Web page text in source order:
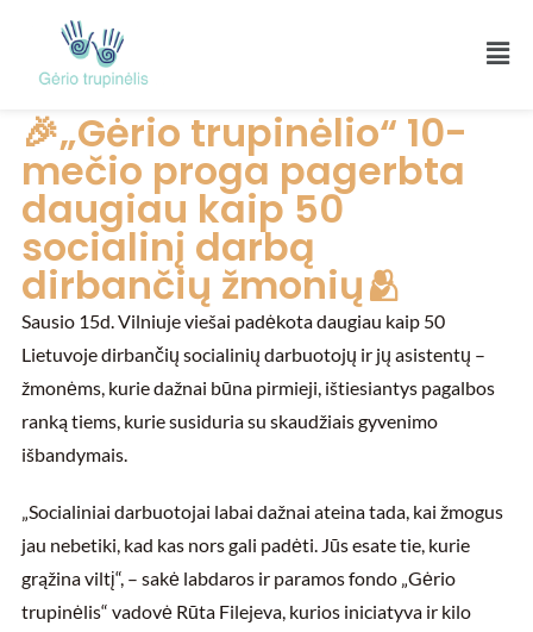
🎉„Gėrio trupinėlio“ 10-
mečio proga pagerbta
daugiau kaip 50
socialinį darbą
dirbančių žmonių🫂
Sausio 15d. Vilniuje viešai padėkota daugiau kaip 50
Lietuvoje dirbančių socialinių darbuotojų ir jų asistentų –
žmonėms, kurie dažnai būna pirmieji, ištiesiantys pagalbos
ranką tiems, kurie susiduria su skaudžiais gyvenimo
išbandymais.
„Socialiniai darbuotojai labai dažnai ateina tada, kai žmogus
jau nebetiki, kad kas nors gali padėti. Jūs esate tie, kurie
grąžina viltį“, – sakė labdaros ir paramos fondo „Gėrio
trupinėlis“ vadovė Rūta Filejeva, kurios iniciatyva ir kilo